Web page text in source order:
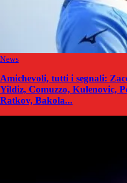
News
Amichevoli, tutti i segnali:
Yildiz, Comuzzo, Kulenovic,
Ratkov, Bakola...